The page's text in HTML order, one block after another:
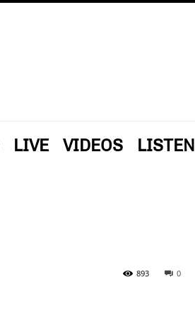
LIVE VIDEOS LISTEN
0
893